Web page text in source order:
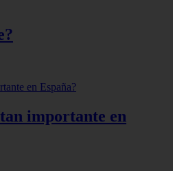
importante en